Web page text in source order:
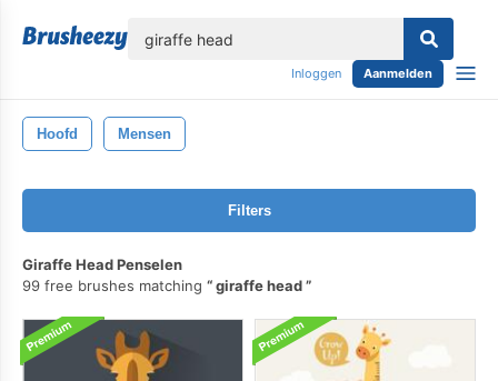
Inloggen Aanmelden
Hoofd Mensen
Filters
Giraffe Head Penselen
99 free brushes matching
giraffe head